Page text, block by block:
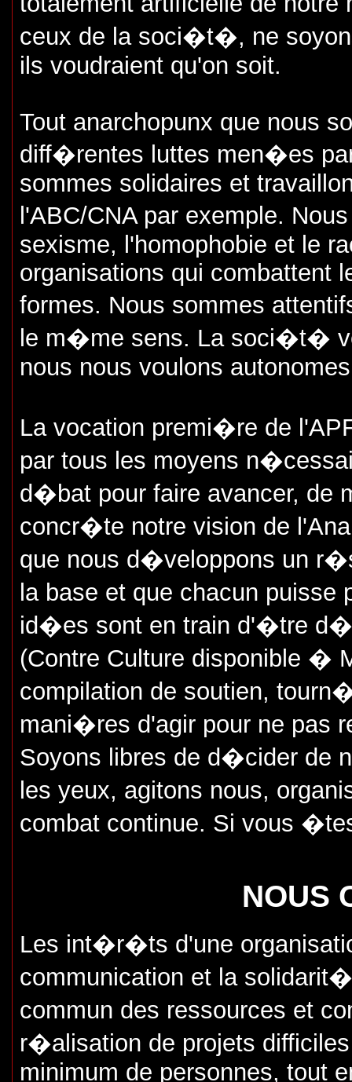
ceux de la soci�t�, ne
ils voudraient qu'on soit.
Tout anarchopunx que nous
diff�rentes luttes men�es
sommes solidaires et
l'ABC/CNA par exemple.
sexisme, l'homophobie et le
organisations qui combattent
formes. Nous sommes
le m�me sens. La soci�t�
nous nous voulons
La vocation premi�re de
par tous les moyens
d�bat pour faire avancer, de
concr�te notre vision de
que nous d�veloppons un
la base et que chacun
id�es sont en train d'�tre
(Contre Culture disponible �
compilation de soutien,
mani�res d'agir pour ne pas
Soyons libres de d�cider de
les yeux, agitons nous,
combat continue. Si vous
NOUS
Les int�r�ts d'une
communication et la
commun des ressources et
r�alisation de projets
minimum de personnes, tout